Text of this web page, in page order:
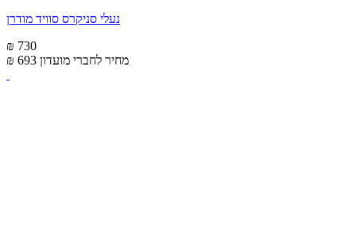
נעלי סניקרס סוויד מודרן
₪ 730
₪ 693 מחיר לחברי מועדון